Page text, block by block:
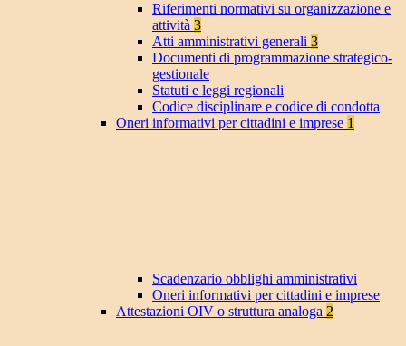
Riferimenti normativi su organizzazione e
attività 3
Atti amministrativi generali 3
Documenti di programmazione strategico-
gestionale
Statuti e leggi regionali
Codice disciplinare e codice di condotta
Oneri informativi per cittadini e imprese 1
Scadenzario obblighi amministrativi
Oneri informativi per cittadini e imprese
Attestazioni OIV o struttura analoga 2